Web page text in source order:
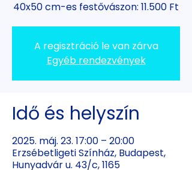
A regisztráció le van zárva
Egyéb rendezvények
Idő és helyszín
2025. máj. 23. 17:00 – 20:00
Erzsébetligeti Színház, Budapest,
Hunyadvár u. 43/c, 1165